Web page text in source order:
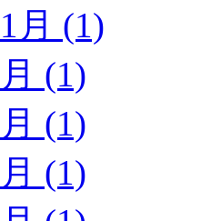
月 (1)
(1)
(1)
(1)